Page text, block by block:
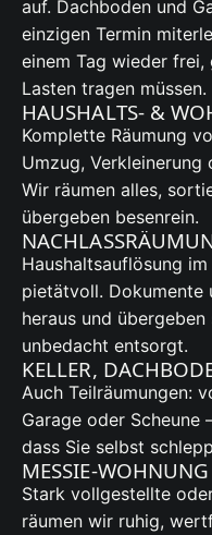
auf. Dachboden und
einzigen Termin
einem Tag wieder frei,
Lasten tragen müssen.
HAUSHALTS- &
Komplette Räumung
Umzug, Verkleinerung
Wir räumen alles,
übergeben besenrein.
Haushaltsauflösung
pietätvoll. Dokumente
heraus und
unbedacht entsorgt.
KELLER,
Auch Teilräumungen:
Garage oder Scheune
dass Sie selbst
MESSIE-WOHNUNG
Stark vollgestellte
räumen wir ruhig,